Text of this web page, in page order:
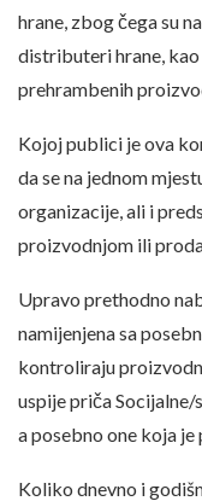
hrane, zbog čega su
distributeri hrane,
prehrambenih
Kojoj publici je ova
da se na jednom
organizacije, ali i
proizvodnjom ili
Upravo prethodno
namijenjena sa
kontroliraju
uspije priča Socijalne/
a posebno one koja
Koliko dnevno i